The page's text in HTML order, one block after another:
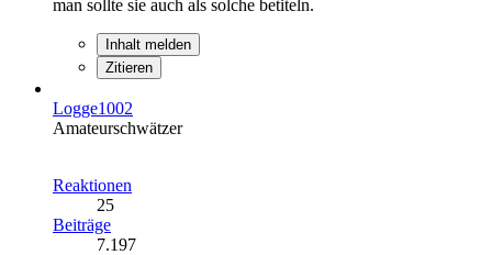
man sollte sie auch als solche betiteln.
Inhalt melden
Zitieren
Logge1002
Amateurschwätzer
Reaktionen
25
Beiträge
7.197